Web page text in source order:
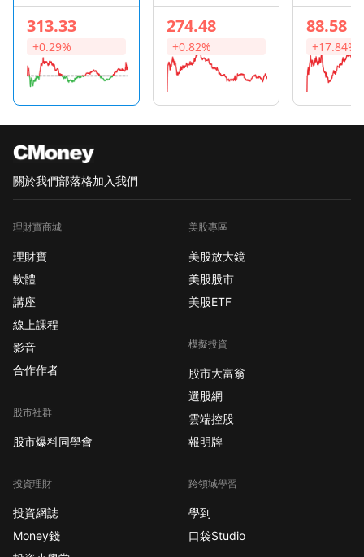
313.33
+0.29%
274.48
+0.82%
88.58
+17.84%
關於我們部落格加入我們
理財寶商城
理財寶
軟體
講座
線上課程
影音
合作作者
股市社群
股市爆料同學會
投資理財
投資網誌
Money錢
美股專區
美股放大鏡
美股股市
美股ETF
模擬投資
股市大富翁
選股網
雲端控股
報明牌
跨領域學習
學到
口袋Studio